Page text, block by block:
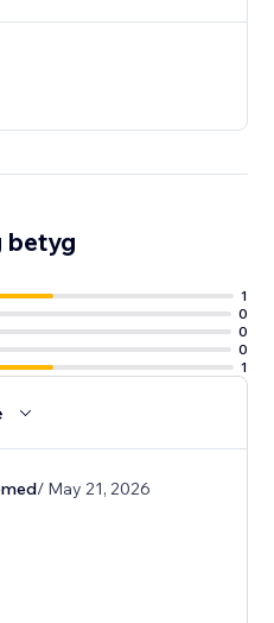
betyg
1
0
0
0
1
/ May 21, 2026